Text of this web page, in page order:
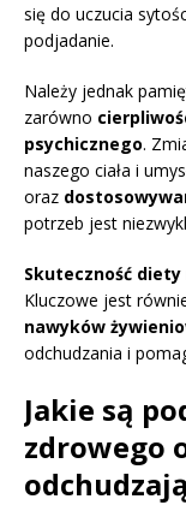
się do uczucia
podjadanie.
Należy jednak
zarówno
psychicznego.
naszego ciała i
oraz
potrzeb jest
Skuteczność diety
Kluczowe jest
nawyków
odchudzania i
Jakie są
zdrowego